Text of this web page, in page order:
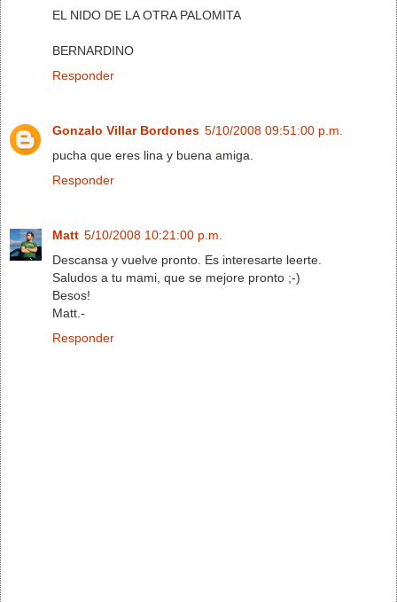
EL NIDO DE LA OTRA PALOMITA
BERNARDINO
Responder
Gonzalo Villar Bordones 5/10/2008 09:51:00 p.m.
pucha que eres lina y buena amiga.
Responder
Matt 5/10/2008 10:21:00 p.m.
Descansa y vuelve pronto. Es interesarte leerte.
Saludos a tu mami, que se mejore pronto ;-)
Besos!
Matt.-
Responder